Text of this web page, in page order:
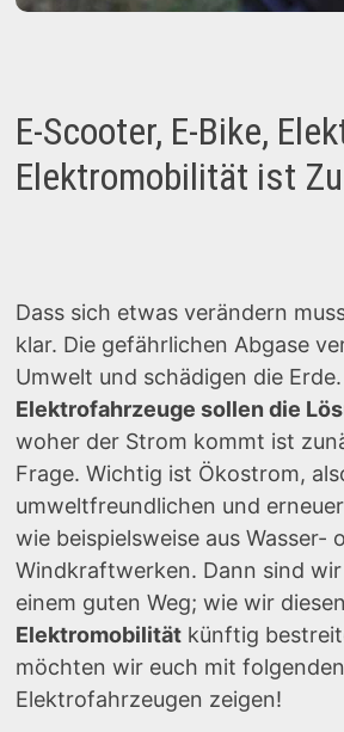
E-Scooter, E-Bike,
Elektromobilität ist
Dass sich etwas verändern
klar. Die gefährlichen Abgase
Umwelt und schädigen die Erde.
Elektrofahrzeuge sollen die
woher der Strom kommt ist
Frage. Wichtig ist Ökostrom,
umweltfreundlichen und
wie beispielsweise aus Wasser-
Windkraftwerken. Dann sind
einem guten Weg; wie wir
Elektromobilitätkünftig
möchten wir euch mit folgenden
Elektrofahrzeugen zeigen!